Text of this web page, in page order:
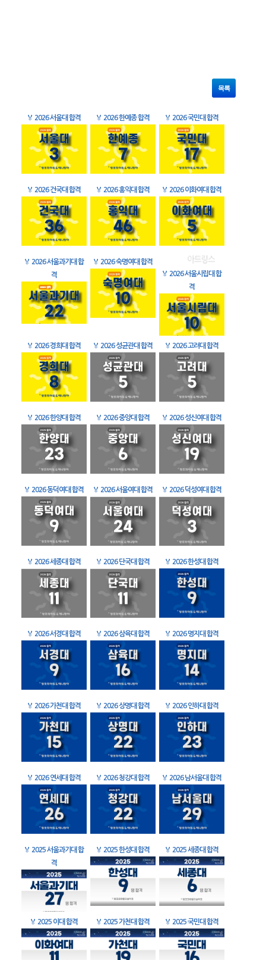
목록
🏅 2026 서울대 합격 🏅 2026 한예종 합격 🏅 2026 국민대 합격
🏅 2026 건국대 합격 🏅 2026 홍익대 합격 🏅 2026 이화여대 합격
🏅 2026 서울과기대 합
격
🏅 2026 숙명여대 합격
🏅 2026 서울시립대 합
격
🏅 2026 경희대 합격 🏅 2026 성균관대 합격 🏅 2026 고려대 합격
🏅 2026 한양대 합격 🏅 2026 중앙대 합격 🏅 2026 성신여대 합격
🏅 2026 동덕여대 합격 🏅 2026 서울여대 합격 🏅 2026 덕성여대 합격
🏅 2026 세종대 합격 🏅 2026 단국대 합격 🏅 2026 한성대 합격
🏅 2026 서경대 합격 🏅 2026 삼육대 합격 🏅 2026 명지대 합격
🏅 2026 가천대 합격 🏅 2026 상명대 합격 🏅 2026 인하대 합격
🏅 2026 연세대 합격 🏅 2026 청강대 합격 🏅 2026 남서울대 합격
🏅 2025 서울과기대 합
격
🏅 2025 한성대 합격 🏅 2025 세종대 합격
🏅 2025 이대 합격 🏅 2025 가천대 합격 🏅 2025 국민대 합격